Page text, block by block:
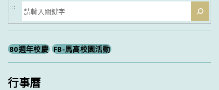
搜
尋
:::
80週年校慶 FB-馬高校園活動
行事曆